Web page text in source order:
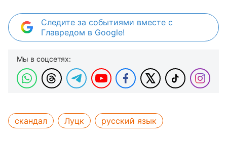
Следите за событиями вместе с
Главредом в Google!
Мы в соцсетях:
скандал Луцк русский язык